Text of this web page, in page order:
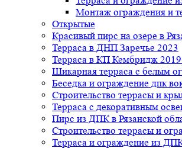
Монтаж ограждения и
Открытые
Красивый пирс на озере в
Терраса в ДНП Заречье 2023
Терраса в КП Кембридж
Шикарная терраса с белым
Беседка и ограждение дпк
Строительство террасы и
Терраса с декоративным
Пирс из ДПК в Рязанской
Строительство террасы и
Терраса и ограждение из